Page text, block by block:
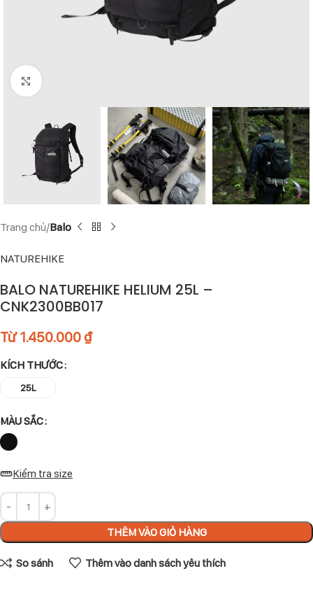
Click to enlarge
Trang chủ Balo
NATUREHIKE
BALO NATUREHIKE HELIUM 25L –
CNK2300BB017
Từ1.450.000 ₫
KÍCH THƯỚC
25L
MÀU SẮC
Kiểm tra size
THÊM VÀO GIỎ HÀNG
So sánh Thêm vào danh sách yêu thích